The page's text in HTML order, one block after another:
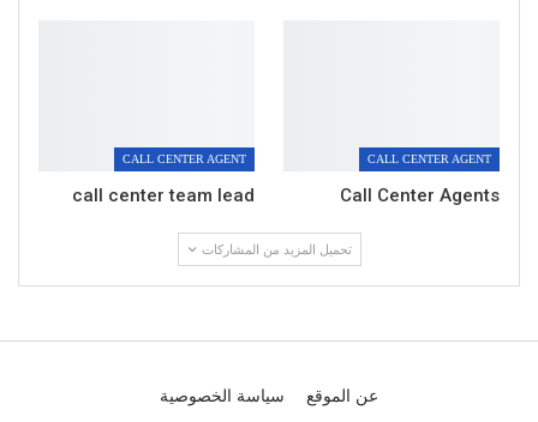
CALL CENTER AGENT
Call Center Agents
CALL CENTER AGENT
call center team lead
تحميل المزيد من المشاركات
عن الموقع سياسة الخصوصية